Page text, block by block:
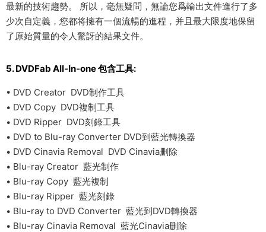
最新的技術趨勢。 所以，毫無疑問，無論您爲輸出文件進行了多
少次自定義，您都将擁有一個流暢的進程，并且最大限度地保留
了原始質量的令人驚訝的結果文件。
5. DVDFab All-In-one 包含工具:
• DVD Creator DVD制作工具
• DVD Copy DVD複制工具
• DVD Ripper DVD刻錄工具
• DVD to Blu-ray Converter DVD到藍光轉換器
• DVD Cinavia Removal DVD Cinavia删除
• Blu-ray Creator 藍光制作
• Blu-ray Copy 藍光複制
• Blu-ray Ripper 藍光刻錄
• Blu-ray to DVD Converter 藍光到DVD轉換器
• Blu-ray Cinavia Removal 藍光Cinavia删除